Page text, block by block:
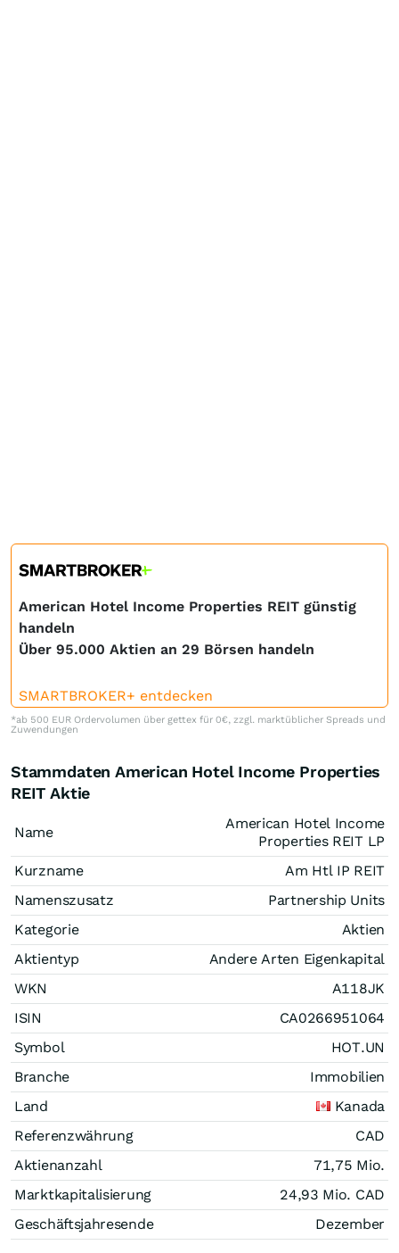
American Hotel Income Properties REIT günstig
handeln
Über 95.000 Aktien an 29 Börsen handeln
SMARTBROKER+ entdecken
*ab 500 EUR Ordervolumen über gettex für 0€, zzgl. marktüblicher Spreads und
Zuwendungen
Stammdaten American Hotel Income Properties
REIT Aktie
Name
American Hotel Income
Properties REIT LP
Kurzname
Am Htl IP REIT
Namenszusatz
Partnership Units
Kategorie
Aktien
Aktientyp
Andere Arten Eigenkapital
WKN
A118JK
ISIN
CA0266951064
Symbol
HOT.UN
Branche
Immobilien
Land
Kanada
Referenzwährung
CAD
Aktienanzahl
71,75 Mio.
Marktkapitalisierung
24,93 Mio. CAD
Geschäftsjahresende
Dezember